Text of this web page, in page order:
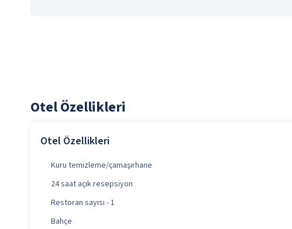
Otel Özellikleri
Otel Özellikleri
Kuru temizleme/çamaşırhane
24 saat açık resepsiyon
Restoran sayısı - 1
Bahçe